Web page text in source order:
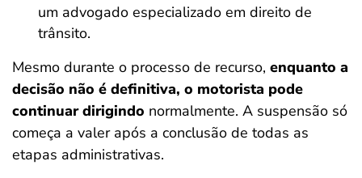
um advogado especializado em direito de
trânsito.
Mesmo durante o processo de recurso, enquanto a
decisão não é definitiva, o motorista pode
continuar dirigindo normalmente. A suspensão só
começa a valer após a conclusão de todas as
etapas administrativas.